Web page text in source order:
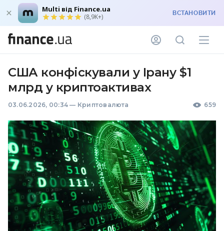
Multi від Finance.ua
(8,9K+) ВСТАНОВИТИ
США конфіскували у Ірану $1
млрд у криптоактивах
03.06.2026, 00:34 — Криптовалюта 659